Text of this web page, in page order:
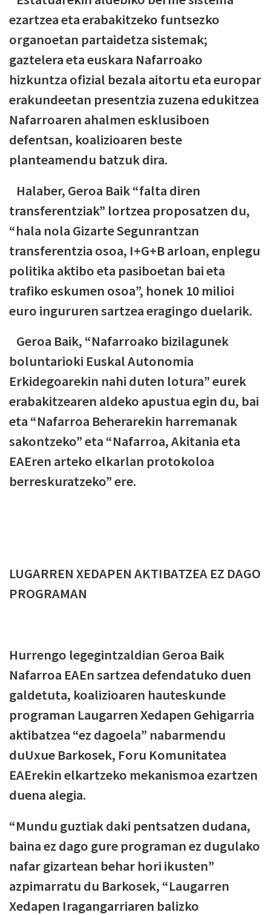
ezartzea eta erabakitzeko funtsezko
organoetan partaidetza sistemak;
gaztelera eta euskara Nafarroako
hizkuntza ofizial bezala aitortu eta europar
erakundeetan presentzia zuzena edukitzea
Nafarroaren ahalmen esklusiboen
defentsan, koalizioaren beste
planteamendu batzuk dira.
Halaber, Geroa Baik “falta diren
transferentziak” lortzea proposatzen du,
“hala nola Gizarte Segunrantzan
transferentzia osoa, I+G+B arloan, enplegu
politika aktibo eta pasiboetan bai eta
trafiko eskumen osoa”, honek 10 milioi
euro ingururen sartzea eragingo duelarik.
Geroa Baik, “Nafarroako bizilagunek
boluntarioki Euskal Autonomia
Erkidegoarekin nahi duten lotura” eurek
erabakitzearen aldeko apustua egin du, bai
eta “Nafarroa Beherarekin harremanak
sakontzeko” eta “Nafarroa, Akitania eta
EAEren arteko elkarlan protokoloa
berreskuratzeko” ere.
LUGARREN XEDAPEN AKTIBATZEA EZ DAGO
PROGRAMAN
Hurrengo legegintzaldian Geroa Baik
Nafarroa EAEn sartzea defendatuko duen
galdetuta, koalizioaren hauteskunde
programan Laugarren Xedapen Gehigarria
aktibatzea “ez dagoela” nabarmendu
duUxue Barkosek, Foru Komunitatea
EAErekin elkartzeko mekanismoa ezartzen
duena alegia.
“Mundu guztiak daki pentsatzen dudana,
baina ez dago gure programan ez dugulako
nafar gizartean behar hori ikusten”
azpimarratu du Barkosek, “Laugarren
Xedapen Iragangarriaren balizko